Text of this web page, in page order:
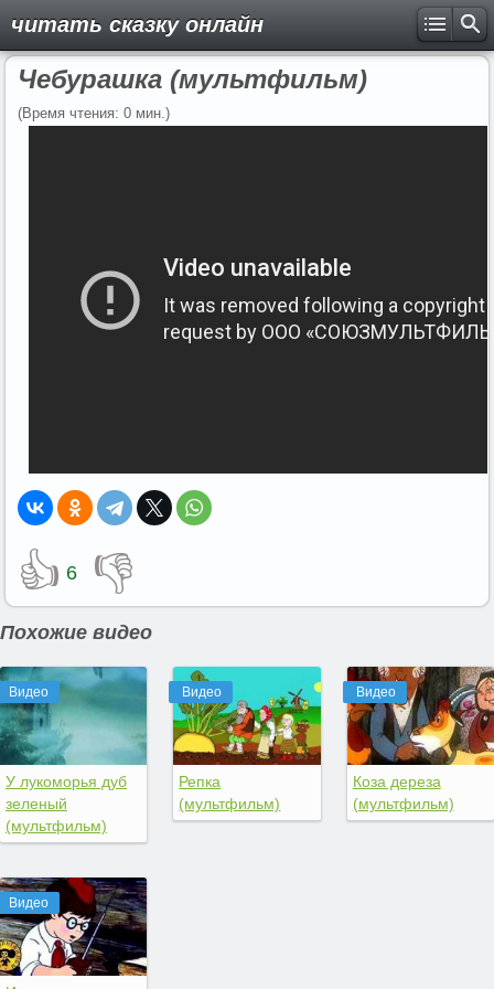
читать сказку онлайн
Чебурашка (мультфильм)
(Время чтения: 0 мин.)
👍 6 👎
Похожие видео
Видео
У лукоморья дуб
зеленый
(мультфильм)
Видео
Видео
Репка
(мультфильм)
Видео
Коза дереза
(мультфильм)